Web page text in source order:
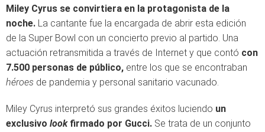
Miley Cyrus se convirtiera en la protagonista de la
noche. La cantante fue la encargada de abrir esta edición
de la Super Bowl con un concierto previo al partido. Una
actuación retransmitida a través de Internet y que contó con
7.500 personas de público, entre los que se encontraban
héroes de pandemia y personal sanitario vacunado.
Miley Cyrus interpretó sus grandes éxitos luciendo un
exclusivo look firmado por Gucci. Se trata de un conjunto